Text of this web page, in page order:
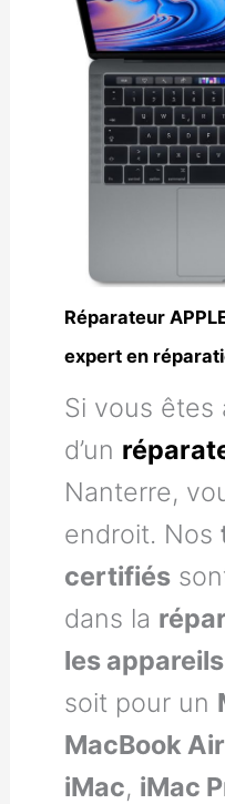
Réparateur
expert en
Si vous êtes
d’un
Nanterre,
endroit. Nos
certifiés
dans la
les
soit pour un
MacBook Air
iMac, iMac